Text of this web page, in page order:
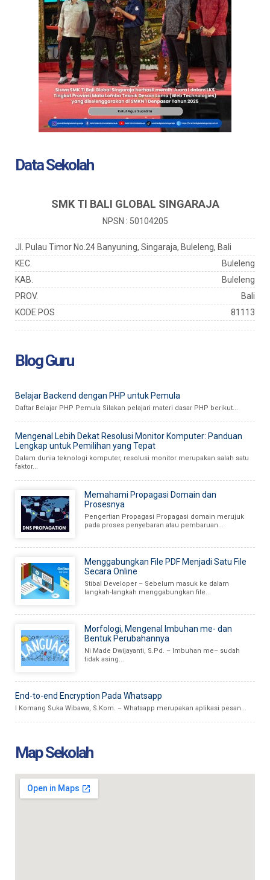
Data Sekolah
SMK TI BALI GLOBAL SINGARAJA
NPSN : 50104205
Jl. Pulau Timor No.24 Banyuning, Singaraja, Buleleng, Bali
KEC.
Buleleng
KAB.
Buleleng
PROV.
Bali
KODE POS
81113
Blog Guru
Belajar Backend dengan PHP untuk Pemula
Daftar Belajar PHP Pemula Silakan pelajari materi dasar PHP berikut...
Mengenal Lebih Dekat Resolusi Monitor Komputer: Panduan
Lengkap untuk Pemilihan yang Tepat
Dalam dunia teknologi komputer, resolusi monitor merupakan salah satu
faktor...
Memahami Propagasi Domain dan
Prosesnya
Pengertian Propagasi Propagasi domain merujuk
pada proses penyebaran atau pembaruan...
Menggabungkan File PDF Menjadi Satu File
Secara Online
Stibal Developer – Sebelum masuk ke dalam
langkah-langkah menggabungkan file...
Morfologi, Mengenal Imbuhan me- dan
Bentuk Perubahannya
Ni Made Dwijayanti, S.Pd. – Imbuhan me– sudah
tidak asing...
End-to-end Encryption Pada Whatsapp
I Komang Suka Wibawa, S.Kom. – Whatsapp merupakan aplikasi pesan...
Map Sekolah